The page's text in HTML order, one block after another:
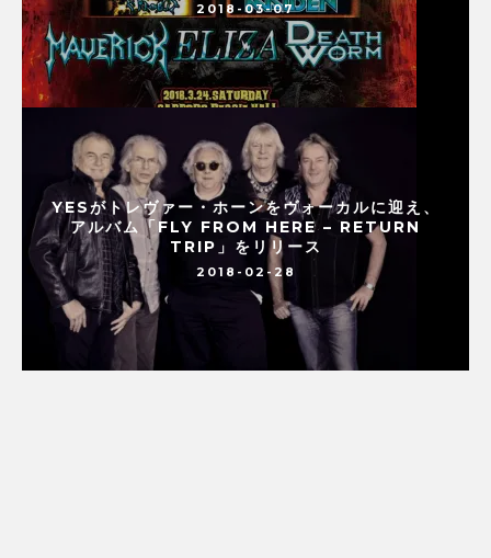
2018-03-07
YESがトレヴァー・ホーンをヴォーカルに迎え、
アルバム「FLY FROM HERE – RETURN
TRIP」をリリース
2018-02-28